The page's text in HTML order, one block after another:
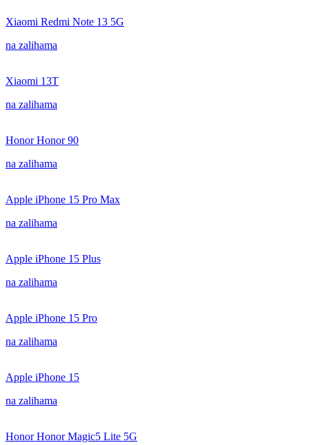
Xiaomi Redmi Note 13 5G
na zalihama
Xiaomi 13T
na zalihama
Honor Honor 90
na zalihama
Apple iPhone 15 Pro Max
na zalihama
Apple iPhone 15 Plus
na zalihama
Apple iPhone 15 Pro
na zalihama
Apple iPhone 15
na zalihama
Honor Honor Magic5 Lite 5G